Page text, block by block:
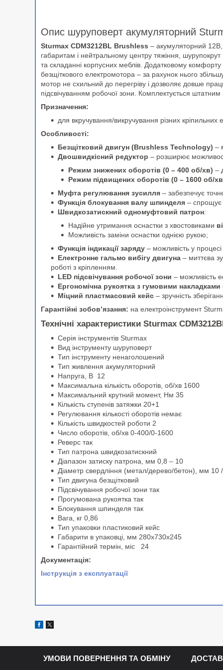
Опис шуруповерт акумуляторний
Sturmax CDM3212BL Brushless – акумуляторний 12В,
габаритам і нейтральному центру тяжіння,
та складанні корпусних меблів. Додатковому
безщіткового електромотора – за рахунок нього
мотор не схильний до перегріву і дозволяє довше
підсвічуванням робочої зони. Комплектується
Призначення:
для вкручування/викручування різних кріпильних
Особливості:
Безщітковий двигун (Brushless Technology) –
Двошвидкісний редуктор – розширює
Режим знижених оборотів (0 – 400 об/хв) –
Режим підвищених оборотів (0 – 1600 об/
Муфта регулювання зусилля – забезпечує
Функція блокування валу шпинделя – спрощує
Швидкозатискний одномуфтовий патрон:
Надійне утримання оснастки з хвостовиками
Можливість заміни оснастки однією рукою;
Функція індикації заряду – можливість у
Електронне гальмо вибігу двигуна – миттєва
роботі з кріпленням.
LED підсвічування робочої зони – можливість
Ергономічна рукоятка з гумовими накладками
Міцний пластмасовий кейс – зручність
Гарантійні зобов’язання: на електроінструмент
Технічні характеристики Sturmax
Серія інструментів Sturmax
Вид інструменту шуруповерт
Тип інструменту ненаголошений
Тип живлення акумуляторний
Напруга, В 12
Максимальна кількість оборотів, об/хв 1600
Максимальний крутний момент, Нм 35
Кількість ступенів затяжки 20+1
Регулювання кількості оборотів немає
Кількість швидкостей роботи 2
Число оборотів, об/хв 0-400/0-1600
Реверс так
Тип патрона швидкозатискний
Діапазон затиску патрона, мм 0,8 – 10
Діаметр свердління (метал/дерево/бетон), мм 10
Тип двигуна безщітковий
Підсвічування робочої зони так
Прогумована рукоятка так
Блокування шпинделя так
Вага, кг 0,86
Тип упаковки пластиковий кейс
Габарити в упаковці, мм 280х730х245
Гарантійний термін, міс 24
Документація:
Інструкція з експлуатації
УМОВИ ПОВЕРНЕННЯ ТА ОБМІНУ